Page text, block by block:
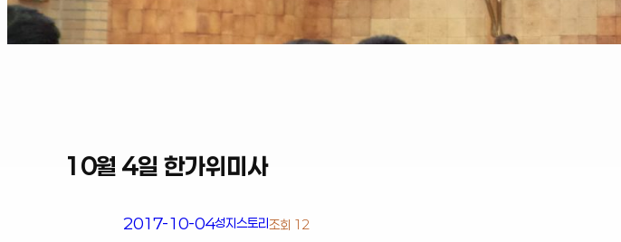
10월 4일 한가위미사
2017-10-04성지스토리조회 12